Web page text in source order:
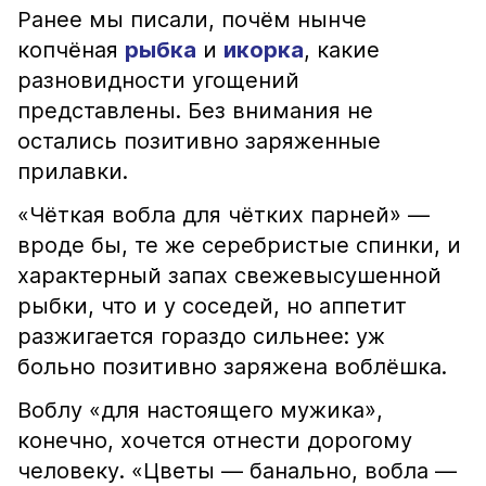
Ранее мы писали, почём нынче
копчёная рыбка и икорка, какие
разновидности угощений
представлены. Без внимания не
остались позитивно заряженные
прилавки.
«Чёткая вобла для чётких парней» —
вроде бы, те же серебристые спинки, и
характерный запах свежевысушенной
рыбки, что и у соседей, но аппетит
разжигается гораздо сильнее: уж
больно позитивно заряжена воблёшка.
Воблу «для настоящего мужика»,
конечно, хочется отнести дорогому
человеку. «Цветы — банально, вобла —